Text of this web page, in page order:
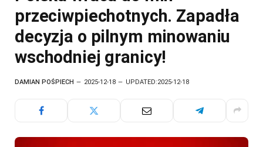
przeciwpiechotnych. Zapadła
decyzja o pilnym minowaniu
wschodniej granicy!
DAMIAN POŚPIECH 2025-12-18 UPDATED:2025-12-18